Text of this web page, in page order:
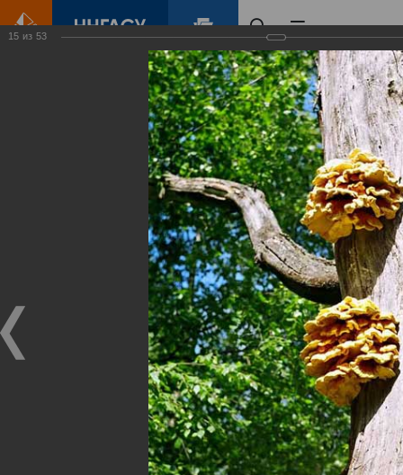
Зеленый Город
Виртуальные
выставки
(фотоальбомы)
15 из 53